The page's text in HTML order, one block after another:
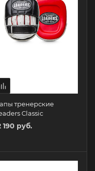
тренерские
Classic
190 руб.